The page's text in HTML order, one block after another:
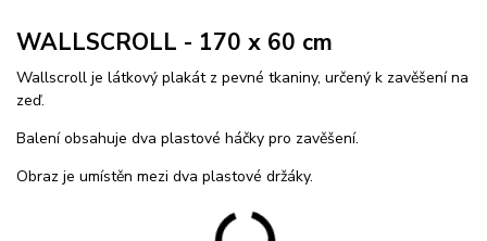
WALLSCROLL - 170 x 60 cm
Wallscroll je látkový plakát z pevné tkaniny, určený k zavěšení na
zeď.
Balení obsahuje dva plastové háčky pro zavěšení.
Obraz je umístěn mezi dva plastové držáky.